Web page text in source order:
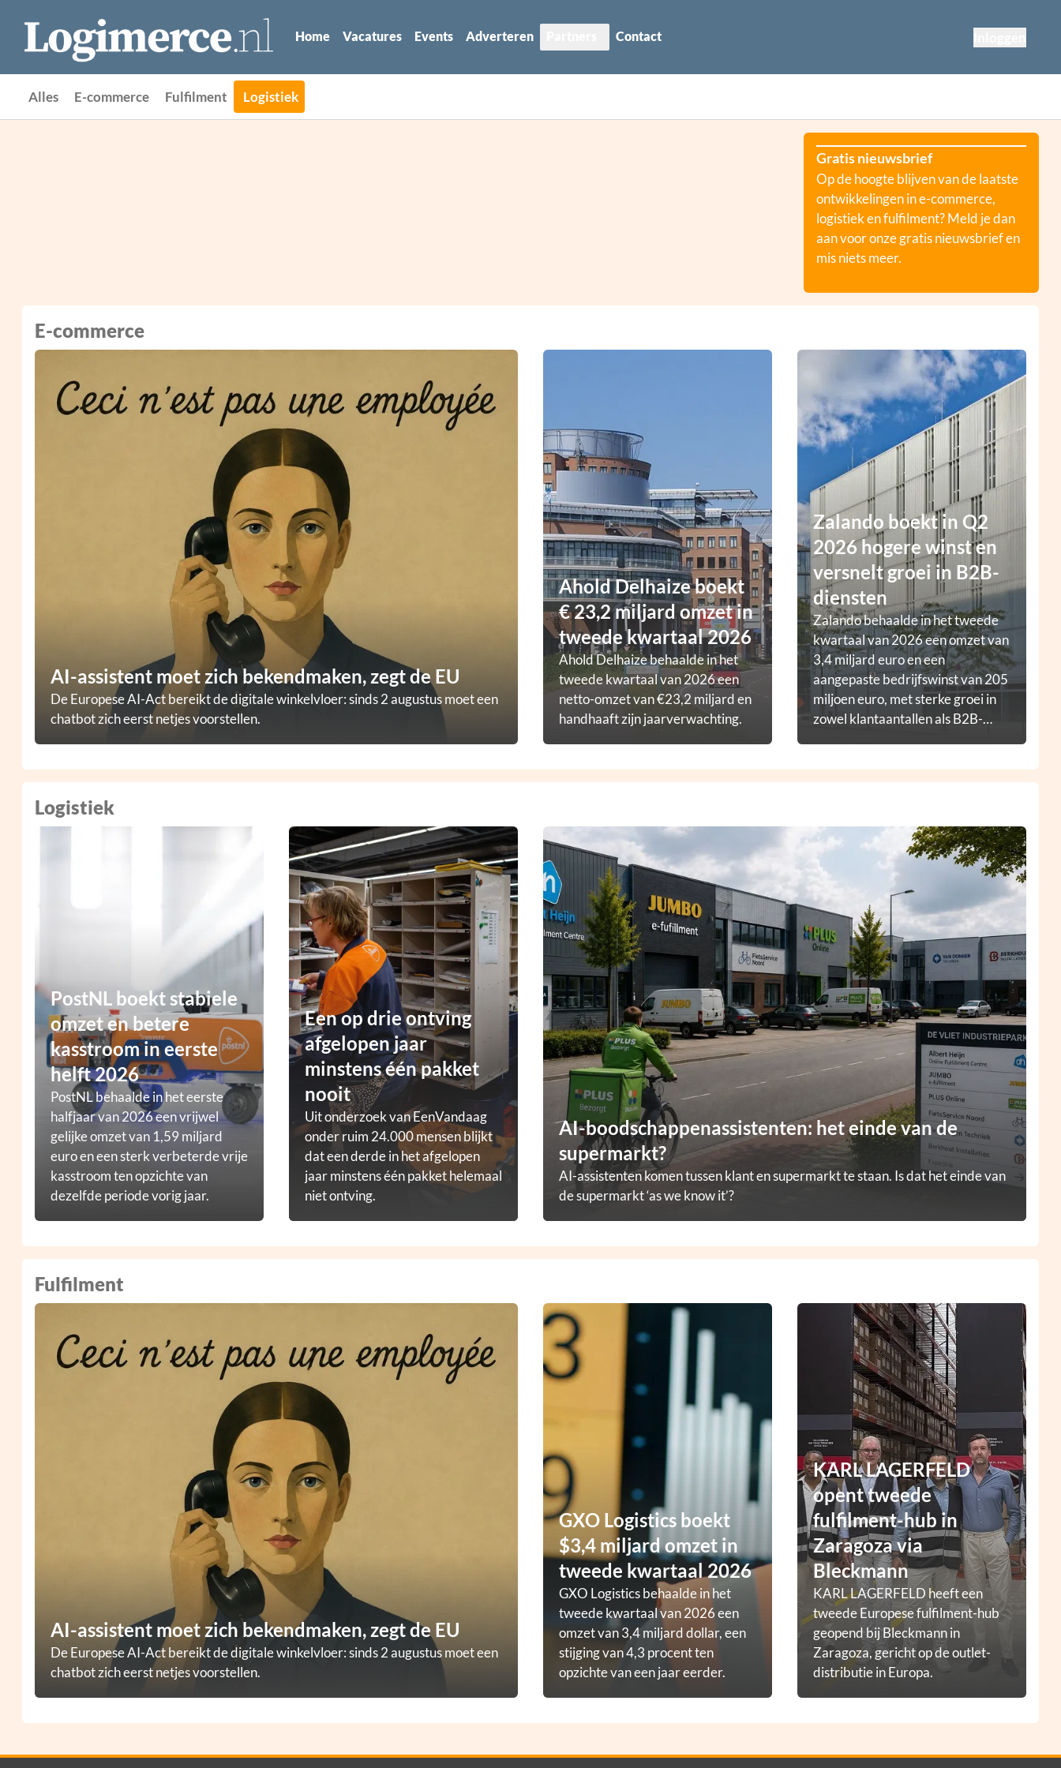
Home Vacatures Events Adverteren Contact
Alles E-commerce Fulfilment Logistiek
Gratis nieuwsbrief
Op de hoogte blijven van de laatste
ontwikkelingen in e-commerce,
logistiek en fulfilment? Meld je dan
aan voor onze gratis nieuwsbrief en
mis niets meer.
E-commerce
AI-assistent moet zich bekendmaken, zegt de EU
De Europese AI-Act bereikt de digitale winkelvloer: sinds 2 augustus moet een
chatbot zich eerst netjes voorstellen.
Ahold Delhaize boekt
€ 23,2 miljard omzet in
tweede kwartaal 2026
Ahold Delhaize behaalde in het
tweede kwartaal van 2026 een
netto-omzet van €23,2 miljard en
handhaaft zijn jaarverwachting.
Zalando boekt in Q2
2026 hogere winst en
versnelt groei in B2B-
diensten
Zalando behaalde in het tweede
kwartaal van 2026 een omzet van
3,4 miljard euro en een
aangepaste bedrijfswinst van 205
miljoen euro, met sterke groei in
zowel klantaantallen als B2B-
Logistiek
AI-boodschappenassistenten: het einde van de
supermarkt?
AI-assistenten komen tussen klant en supermarkt te staan. Is dat het einde van
de supermarkt ‘as we know it’?
PostNL boekt stabiele
omzet en betere
kasstroom in eerste
helft 2026
PostNL behaalde in het eerste
halfjaar van 2026 een vrijwel
gelijke omzet van 1,59 miljard
euro en een sterk verbeterde vrije
kasstroom ten opzichte van
dezelfde periode vorig jaar.
Een op drie ontving
afgelopen jaar
minstens één pakket
nooit
Uit onderzoek van EenVandaag
onder ruim 24.000 mensen blijkt
dat een derde in het afgelopen
jaar minstens één pakket helemaal
niet ontving.
Fulfilment
AI-assistent moet zich bekendmaken, zegt de EU
De Europese AI-Act bereikt de digitale winkelvloer: sinds 2 augustus moet een
chatbot zich eerst netjes voorstellen.
GXO Logistics boekt
$3,4 miljard omzet in
tweede kwartaal 2026
GXO Logistics behaalde in het
tweede kwartaal van 2026 een
omzet van 3,4 miljard dollar, een
stijging van 4,3 procent ten
opzichte van een jaar eerder.
KARL LAGERFELD
opent tweede
fulfilment-hub in
Zaragoza via
Bleckmann
KARL LAGERFELD heeft een
tweede Europese fulfilment-hub
geopend bij Bleckmann in
Zaragoza, gericht op de outlet-
distributie in Europa.